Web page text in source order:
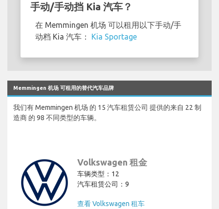
手动/手动挡 Kia 汽车？
在 Memmingen 机场 可以租用以下手动/手
动档 Kia 汽车： Kia Sportage
Memmingen 机场 可租用的替代汽车品牌
我们有 Memmingen 机场 的 15 汽车租赁公司 提供的来自 22 制
造商 的 98 不同类型的车辆。
Volkswagen 租金
车辆类型：12
汽车租赁公司：9
查看 Volkswagen 租车